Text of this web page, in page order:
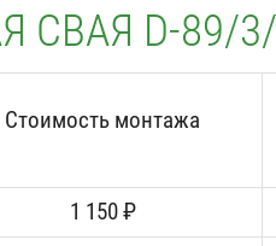
СВАЯ D-89/
Стоимость монтажа
1 150 ₽